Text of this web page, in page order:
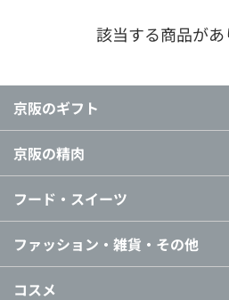
京阪のギフト
京阪の精肉
フード・スイーツ
ファッション・雑貨・その他
コスメ
該当する商品があ